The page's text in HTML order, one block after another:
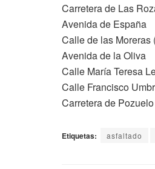
Carretera de Las
Avenida de España
Calle de las Moreras
Avenida de la Oliva
Calle María Teresa
Calle Francisco
Carretera de Pozuelo
Etiquetas: asfaltado